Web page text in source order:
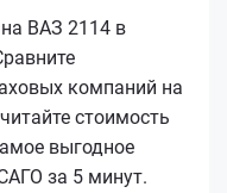
ВАЗ 2114 в
компаний на
стоимость
выгодное
за 5 минут.